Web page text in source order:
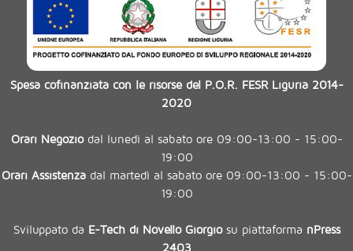
Spesa cofinanziata con le risorse del P.O.R. FESR Liguria 2014-
2020
Orari Negoziodal lunedì al sabato ore 09:00-13:00 - 15:00-
19:00
Orari Assistenzadal martedì al sabato ore 09:00-13:00 - 15:00-
19:00
Sviluppato da E-Tech di Novello Giorgiosu piattaforma nPress
2403